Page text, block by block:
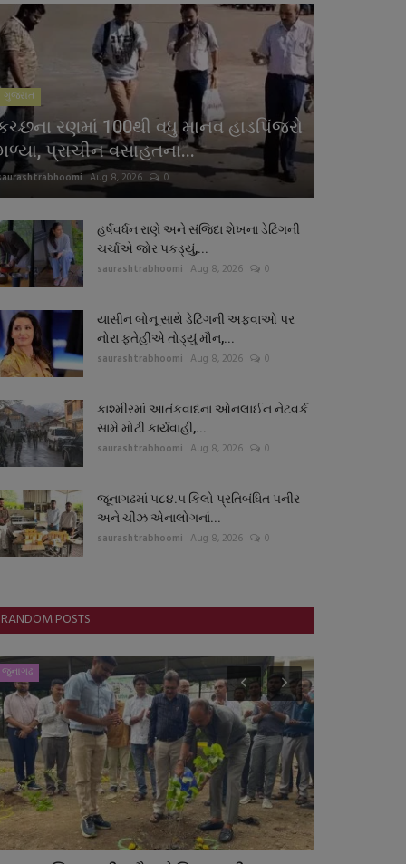
ગુજરાત
રણમાં 100થી વધુ માનવ હાડપિંજરો
પ્રાચીન વસાહતના...
Aug 8, 2026 0
હર્ષવર્ધન રાણે અને સંજિદા શેખના ડેટિંગની
ચર્ચાએ જોર પકડ્યું,...
saurashtrabhoomi Aug 8, 2026 0
યાસીન બોનૂ સાથે ડેટિંગની અફવાઓ પર
નોરા ફતેહીએ તોડ્યું મૌન,...
saurashtrabhoomi Aug 8, 2026 0
કાશ્મીરમાં આતંકવાદના ઓનલાઈન નેટવર્ક
સામે મોટી કાર્યવાહી,...
saurashtrabhoomi Aug 8, 2026 0
જૂનાગઢમાં ૫૮૪.૫ કિલો પ્રતિબંધિત પનીર
અને ચીઝ એનાલોગનાં...
saurashtrabhoomi Aug 8, 2026 0
RANDOM POSTS
જુનાગઢ